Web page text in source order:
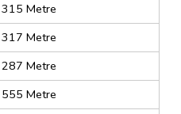
315 Metre
317 Metre
287 Metre
555 Metre